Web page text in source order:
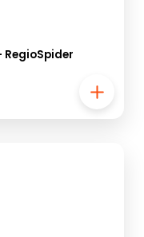
RegioSpider